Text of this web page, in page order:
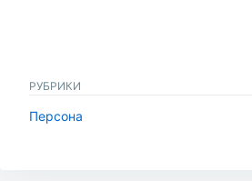
РУБРИКИ
Персона